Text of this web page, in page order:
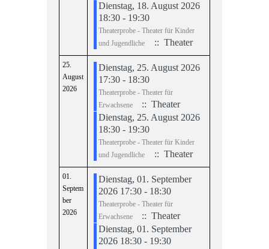
Dienstag, 18. August 2026
18:30 - 19:30
Theaterprobe - Theater für Kinder
und Jugendliche
:: Theater
25.
August
2026
Dienstag, 25. August 2026
17:30 - 18:30
Theaterprobe - Theater für
Erwachsene
:: Theater
Dienstag, 25. August 2026
18:30 - 19:30
Theaterprobe - Theater für Kinder
und Jugendliche
:: Theater
01.
Septem
ber
2026
Dienstag, 01. September
2026 17:30 - 18:30
Theaterprobe - Theater für
Erwachsene
:: Theater
Dienstag, 01. September
2026 18:30 - 19:30